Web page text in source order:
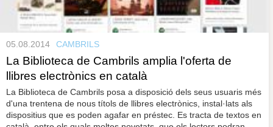
05.08.2014 CAMBRILS
La Biblioteca de Cambrils amplia l'oferta de
llibres electrònics en català
La Biblioteca de Cambrils posa a disposició dels seus usuaris més
d'una trentena de nous títols de llibres electrònics, instal·lats als
dispositius que es poden agafar en préstec. Es tracta de textos en